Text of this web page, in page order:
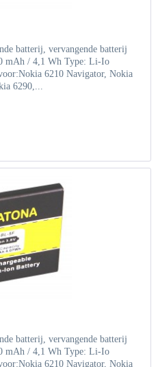
batterij, vervangende batterij
mAh / 4,1 Wh Type: Li-Io
6210 Navigator, Nokia
6290,...
batterij, vervangende batterij
mAh / 4,1 Wh Type: Li-Io
6210 Navigator, Nokia